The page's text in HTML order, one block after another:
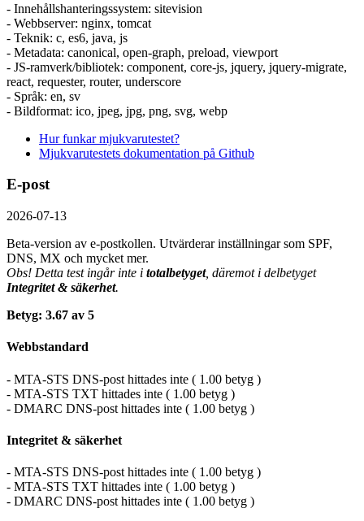
- Innehållshanteringssystem: sitevision
- Webbserver: nginx, tomcat
- Teknik: c, es6, java, js
- Metadata: canonical, open-graph, preload, viewport
- JS-ramverk/bibliotek: component, core-js, jquery, jquery-migrate,
react, requester, router, underscore
- Språk: en, sv
- Bildformat: ico, jpeg, jpg, png, svg, webp
Hur funkar mjukvarutestet?
Mjukvarutestets dokumentation på Github
E-post
2026-07-13
Beta-version av e-postkollen. Utvärderar inställningar som SPF,
DNS, MX och mycket mer.
Obs! Detta test ingår inte i totalbetyget, däremot i delbetyget
Integritet & säkerhet.
Betyg: 3.67 av 5
Webbstandard
- MTA-STS DNS-post hittades inte ( 1.00 betyg )
- MTA-STS TXT hittades inte ( 1.00 betyg )
- DMARC DNS-post hittades inte ( 1.00 betyg )
Integritet & säkerhet
- MTA-STS DNS-post hittades inte ( 1.00 betyg )
- MTA-STS TXT hittades inte ( 1.00 betyg )
- DMARC DNS-post hittades inte ( 1.00 betyg )